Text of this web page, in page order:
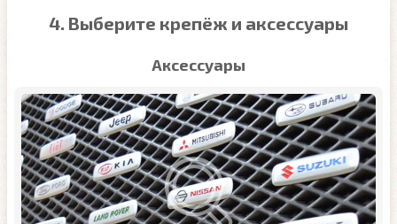
4. Выберите крепёж и аксессуары
Аксессуары